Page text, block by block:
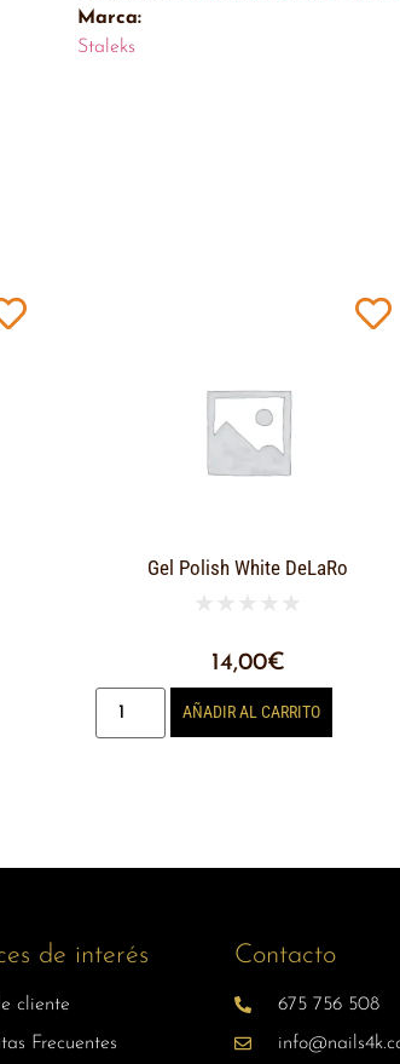
Marca:
Staleks
Gel Polish White DeLaRo
★ ★ ★ ★ ★
14,00€
AÑADIR AL CARRITO
de interés
cliente
Frecuentes
Contacto
675 756 508